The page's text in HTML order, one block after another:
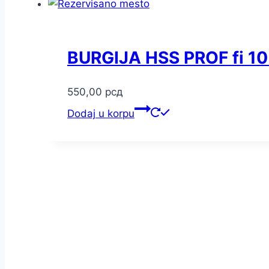
BURGIJA HSS PROF fi
550,00 рсд
Dodaj u korpu